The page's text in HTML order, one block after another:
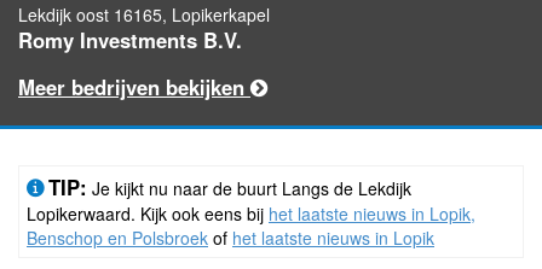
Lekdijk oost 16165, Lopikerkapel
Romy Investments B.V.
Meer bedrijven bekijken
TIP: Je kijkt nu naar de buurt Langs de Lekdijk
Lopikerwaard. Kijk ook eens bij het laatste nieuws in Lopik,
Benschop en Polsbroek of het laatste nieuws in Lopik